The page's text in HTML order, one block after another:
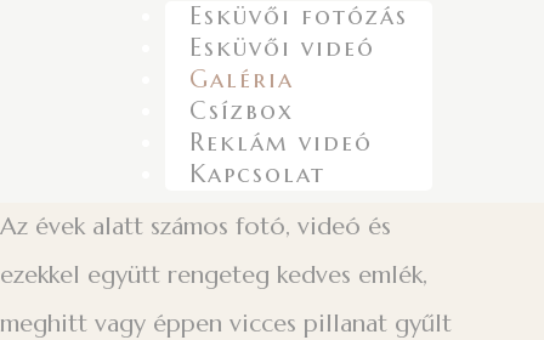
Esküvői fotózás
Esküvői videó
Galéria
Csízbox
Reklám videó
Kapcsolat
Az évek alatt számos fotó, videó és
ezekkel együtt rengeteg kedves emlék,
meghitt vagy éppen vicces pillanat gyűlt